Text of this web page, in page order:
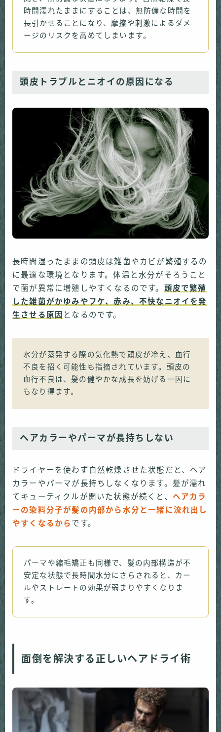
時間濡れたままにすることは、無防備な時間を
長引かせることになり、摩擦や刺激によるダメ
ージのリスクを高めてしまいます。
頭皮トラブルとニオイの原因になる
長時間湿ったままの頭皮は雑菌やカビが繁殖するの
に最適な環境となります。体温と水分がそろうこと
で菌が異常に増殖しやすくなるのです。 頭皮で繁殖
した雑菌がかゆみやフケ、赤み、不快なニオイを発
生させる原因 となるのです。
水分が蒸発する際の気化熱で頭皮が冷え、血行
不良を招く可能性も指摘されています。頭皮の
血行不良は、髪の健やかな成長を妨げる一因に
もなり得ます。
ヘアカラーやパーマが長持ちしない
ドライヤーを使わず自然乾燥させた状態だと、ヘア
カラーやパーマが長持ちしなくなります。髪が濡れ
てキューティクルが開いた状態が続くと、 ヘアカラ
ーの染料分子が髪の内部から水分と一緒に流れ出し
やすくなるから です。
パーマや縮毛矯正も同様で、髪の内部構造が不
安定な状態で長時間水分にさらされると、カー
ルやストレートの効果が弱まりやすくなりま
す。
面倒を解決する正しいヘアドライ術